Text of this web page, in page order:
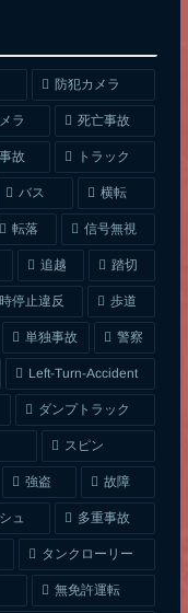
防犯カメラ
ラ 死亡事故
故 トラック
バス 横転
転落 信号無視
追越 踏切
停止違反 歩道
単独事故 警察
Left-Turn-Accident
ダンプトラック
スピン
強盗 故障
ュ 多重事故
タンクローリー
無免許運転